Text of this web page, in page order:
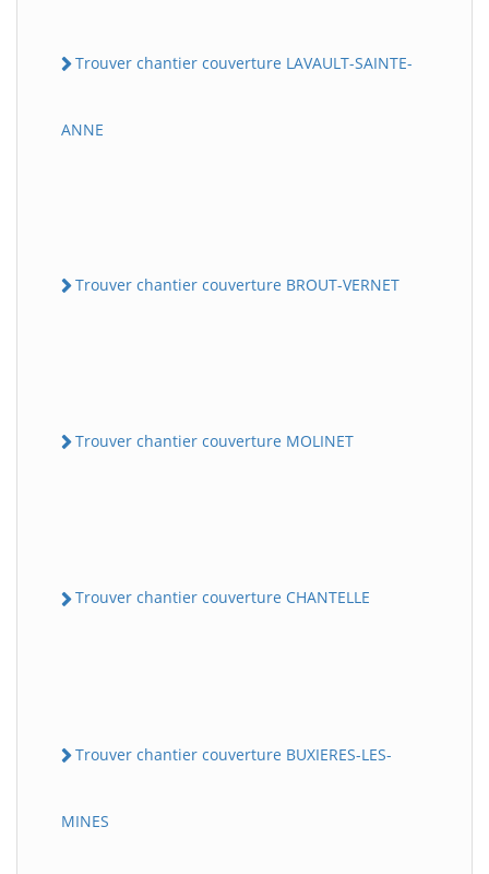
Trouver chantier couverture LAVAULT-SAINTE-
ANNE
Trouver chantier couverture BROUT-VERNET
Trouver chantier couverture MOLINET
Trouver chantier couverture CHANTELLE
Trouver chantier couverture BUXIERES-LES-
MINES